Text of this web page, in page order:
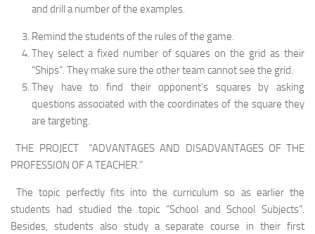
and drill a number of the examples.
Remind the students of the rules of the game.
They select a fixed number of squares on the grid as their
“Ships”. They make sure the other team cannot see the grid.
They have to find their opponent’s squares by ask­ing
questions associated with the coordinates of the square they
are targeting.
THE PROJECT “ADVANTAGES AND DISADVANTAGES OF THE
PROFESSION OF A TEACHER.”
The topic perfectly fits into the curriculum so as earlier the
students had studied the topic “School and School Subjects”.
Besides, students also study a separate course in their first